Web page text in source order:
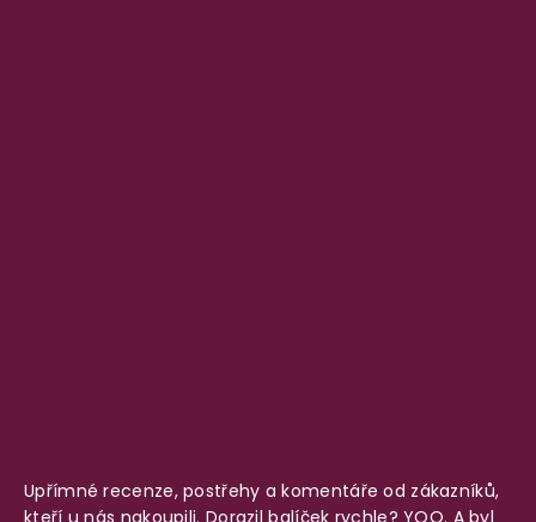
Upřímné recenze, postřehy a komentáře od zákazníků,
kteří u nás nakoupili. Dorazil balíček rychle? YOO. A byl